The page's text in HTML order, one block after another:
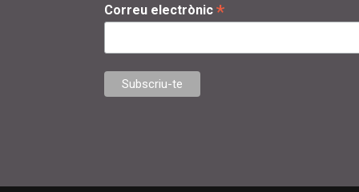
Correu electrònic *